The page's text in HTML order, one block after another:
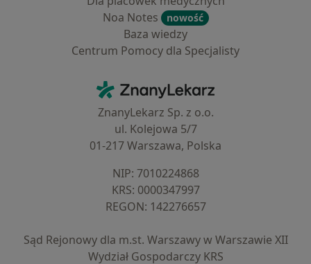
Noa Notes
nowość
Baza wiedzy
Centrum Pomocy dla Specjalisty
ZnanyLekarz - Strona główna
ZnanyLekarz Sp. z o.o.
ul. Kolejowa 5/7
01-217 Warszawa, Polska
NIP: ⁠7010224868
KRS: ⁠0000347997
REGON: ⁠142276657
Sąd Rejonowy dla m.st. Warszawy w Warszawie XII
Wydział Gospodarczy KRS